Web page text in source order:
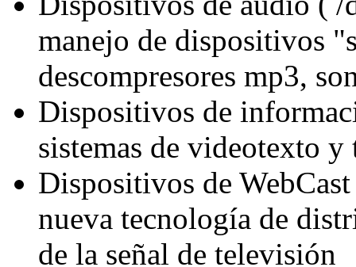
manejo de dispositivos
descompresores mp3,
Dispositivos de
sistemas de videotexto y
Dispositivos de
nueva tecnología de
de la señal de televisión